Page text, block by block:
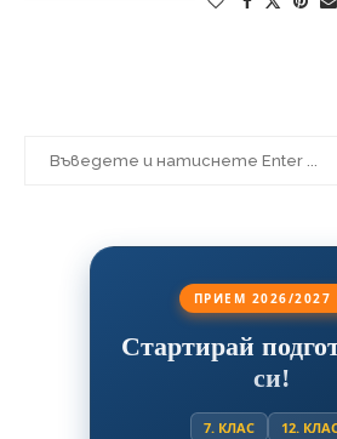
ПРИЕМ 2026/2027
Стартирай
си!
7. КЛАС 12.